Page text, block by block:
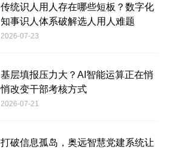
传统识人用人存在哪些短板？数字化
知事识人体系破解选人用人难题
2026-07-23
基层填报压力大？AI智能运算正在悄
悄改变干部考核方式
2026-07-21
打破信息孤岛，奥远智慧党建系统让